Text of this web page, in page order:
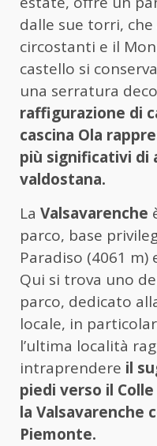
dalle sue torri,
circostanti e il
castello si
una serratura
raffigurazione di
cascina Ola
più significativi
valdostana.
La Valsavarenche
parco, base
Paradiso (4061 m)
Qui si trova uno
parco, dedicato
locale, in
l’ultima località
intraprendere il
piedi verso il
la Valsavarenche
Piemonte.